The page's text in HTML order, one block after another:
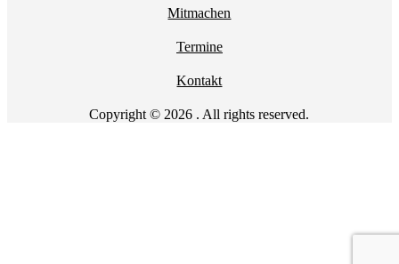
Mitmachen
Termine
Kontakt
Copyright © 2026 . All rights reserved.